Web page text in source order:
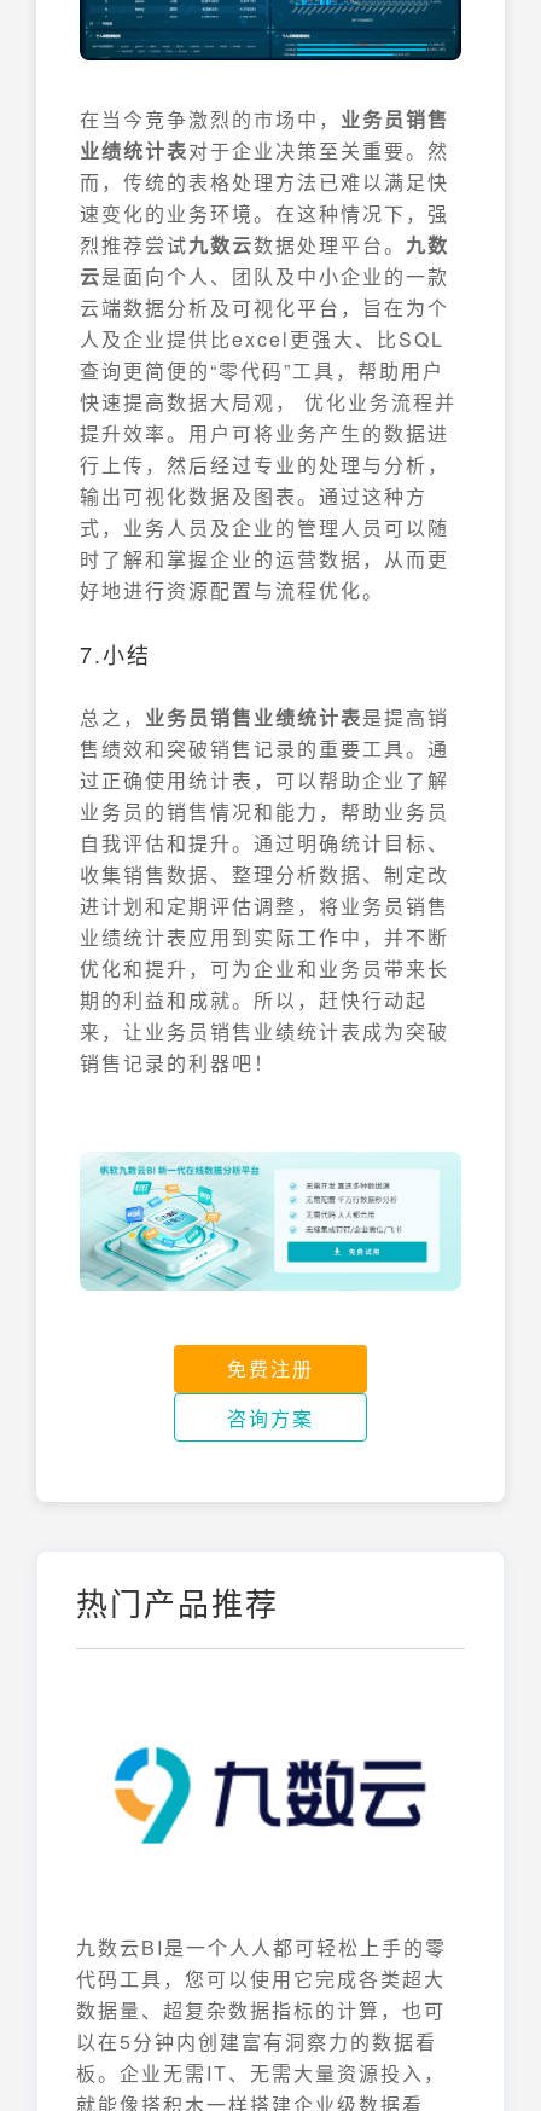
在当今竞争激烈的市场中， 业务员销售
业绩统计表对于企业决策至关重要。然
而，传统的表格处理方法已难以满足快
速变化的业务环境。在这种情况下，强
烈推荐尝试九数云数据处理平台。 九数
云是面向个人、团队及中小企业的一款
云端数据分析及可视化平台，旨在为个
人及企业提供比excel更强大、比SQL
查询更简便的“零代码”工具，帮助用户
快速提高数据大局观， 优化业务流程并
提升效率。用户可将业务产生的数据进
行上传，然后经过专业的处理与分析，
输出可视化数据及图表。通过这种方
式，业务人员及企业的管理人员可以随
时了解和掌握企业的运营数据，从而更
好地进行资源配置与流程优化。
7.小结
总之， 业务员销售业绩统计表是提高销
售绩效和突破销售记录的重要工具。通
过正确使用统计表，可以帮助企业了解
业务员的销售情况和能力，帮助业务员
自我评估和提升。通过明确统计目标、
收集销售数据、整理分析数据、制定改
进计划和定期评估调整，将业务员销售
业绩统计表应用到实际工作中，并不断
优化和提升，可为企业和业务员带来长
期的利益和成就。所以，赶快行动起
来，让业务员销售业绩统计表成为突破
销售记录的利器吧！
免费注册
咨询方案
热门产品推荐
九数云BI是一个人人都可轻松上手的零
代码工具，您可以使用它完成各类超大
数据量、超复杂数据指标的计算，也可
以在5分钟内创建富有洞察力的数据看
板。企业无需IT、无需大量资源投入，
就能像搭积木一样搭建企业级数据看